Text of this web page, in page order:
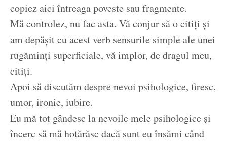
copiez aici întreaga poveste sau fragmente.
Mă controlez, nu fac asta. Vă conjur să o citiți și
am depășit cu acest verb sensurile simple ale unei
rugăminți superficiale, vă implor, de dragul meu,
citiți.
Apoi să discutăm despre nevoi psihologice, firesc,
umor, ironie, iubire.
Eu mă tot gândesc la nevoile mele psihologice și
încerc să mă hotărăsc dacă sunt eu însămi când